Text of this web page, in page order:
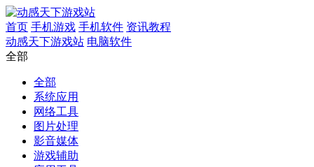
首页 手机游戏 手机软件 资讯教程
动感天下游戏站 电脑软件
全部
全部
系统应用
网络工具
图片处理
影音媒体
游戏辅助